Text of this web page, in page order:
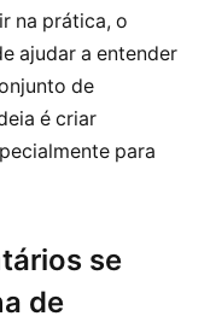
na prática, o
ajudar a entender
de
é criar
para
se
de